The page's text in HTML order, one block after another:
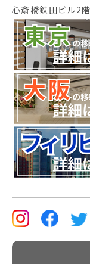
心斎橋鉄田ビル2階